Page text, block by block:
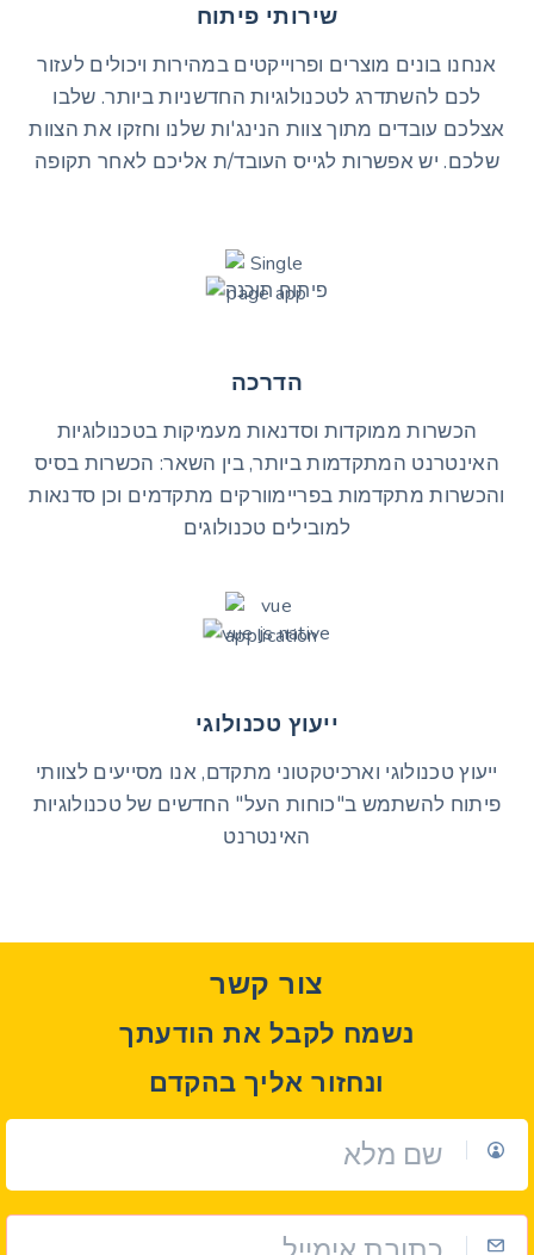
ייעוץ טכנולוגי
ייעוץ טכנולוגי וארכיטקטוני מתקדם, אנו מסייעים לצוותי
פיתוח להשתמש ב"כוחות העל" החדשים של טכנולוגיות
האינטרנט
הדרכה
הכשרות ממוקדות וסדנאות מעמיקות בטכנולוגיות
האינטרנט המתקדמות ביותר, בין השאר: הכשרות בסיס
והכשרות מתקדמות בפריימוורקים מתקדמים וכן סדנאות
למובילים טכנולוגים
שירותי פיתוח
אנחנו בונים מוצרים ופרוייקטים במהירות ויכולים לעזור
לכם להשתדרג לטכנולוגיות החדשניות ביותר. שלבו
אצלכם עובדים מתוך צוות הנינג'ות שלנו וחזקו את הצוות
שלכם. יש אפשרות לגייס העובד/ת אליכם לאחר תקופה
צור קשר
נשמח לקבל את הודעתך
ונחזור אליך בהקדם